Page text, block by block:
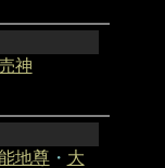
神
地尊・ 大